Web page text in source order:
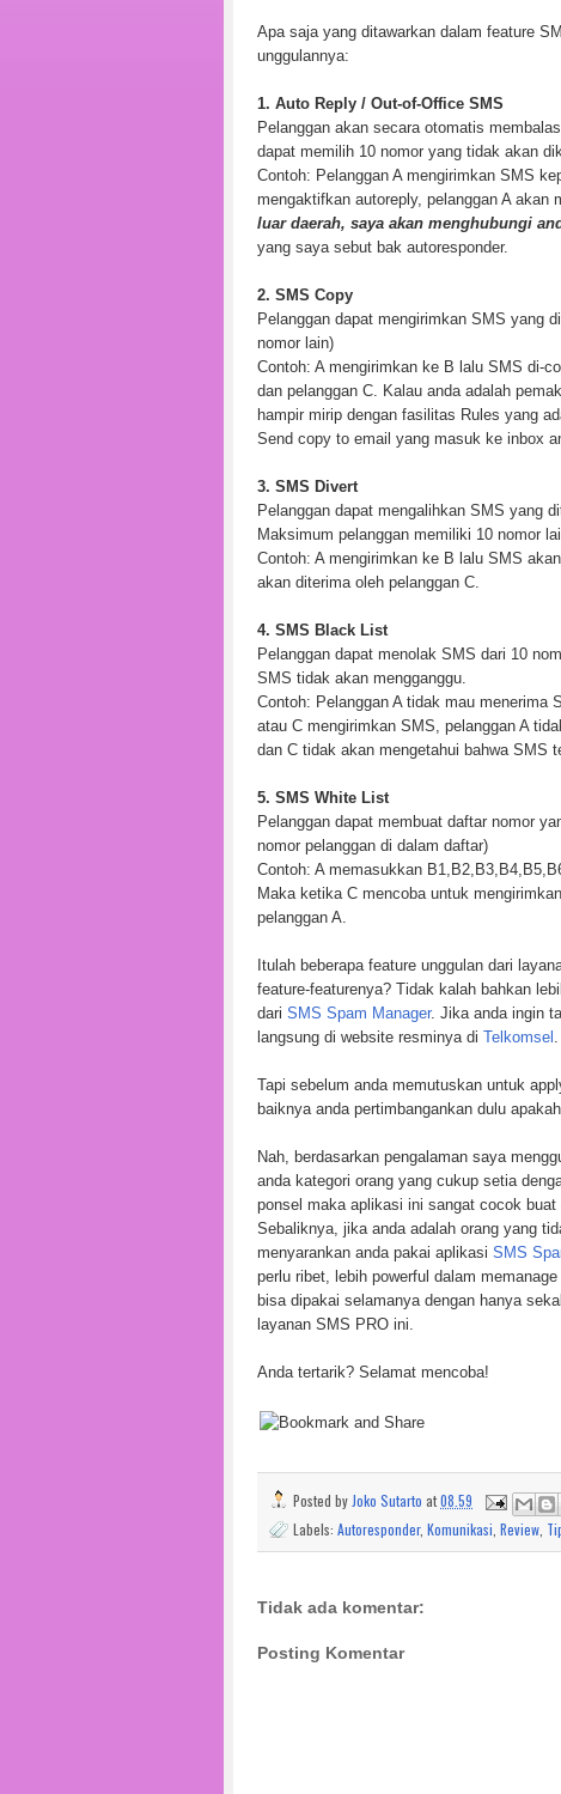
Apa saja yang ditawarkan dalam feature
unggulannya:
1. Auto Reply / Out-of-Office SMS
Pelanggan akan secara otomatis
dapat memilih 10 nomor yang tidak akan
Contoh: Pelanggan A mengirimkan SMS
mengaktifkan autoreply, pelanggan A akan
luar daerah, saya akan menghubungi
yang saya sebut bak autoresponder.
2. SMS Copy
Pelanggan dapat mengirimkan SMS yang
nomor lain)
Contoh: A mengirimkan ke B lalu SMS di-
dan pelanggan C. Kalau anda adalah
hampir mirip dengan fasilitas Rules yang
Send copy to email yang masuk ke inbox
3. SMS Divert
Pelanggan dapat mengalihkan SMS yang
Maksimum pelanggan memiliki 10 nomor
Contoh: A mengirimkan ke B lalu SMS
akan diterima oleh pelanggan C.
4. SMS Black List
Pelanggan dapat menolak SMS dari 10
SMS tidak akan mengganggu.
Contoh: Pelanggan A tidak mau menerima
atau C mengirimkan SMS, pelanggan A
dan C tidak akan mengetahui bahwa SMS
5. SMS White List
Pelanggan dapat membuat daftar nomor
nomor pelanggan di dalam daftar)
Contoh: A memasukkan
Maka ketika C mencoba untuk
pelanggan A.
Itulah beberapa feature unggulan dari
feature-featurenya? Tidak kalah bahkan
dari SMS Spam Manager. Jika anda ingin
langsung di website resminya di Telkomsel
Tapi sebelum anda memutuskan untuk
baiknya anda pertimbangankan dulu
Nah, berdasarkan pengalaman saya
anda kategori orang yang cukup setia
ponsel maka aplikasi ini sangat cocok
Sebaliknya, jika anda adalah orang yang
menyarankan anda pakai aplikasi SMS
perlu ribet, lebih powerful dalam memanage
bisa dipakai selamanya dengan hanya
layanan SMS PRO ini.
Anda tertarik? Selamat mencoba!
Posted by Joko Sutarto at08.59
Labels: Autoresponder, Komunikasi Review
Tidak ada komentar:
Posting Komentar